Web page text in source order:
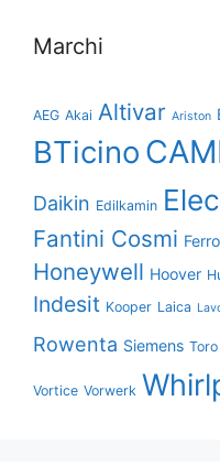
Marchi
AEG Akai Altivar Ariston
BTicino
Daikin Edilkamin
Fantini Cosmi
Honeywell Hoover
Indesit Kooper Laica
Rowenta Siemens Toro
Vortice Vorwerk